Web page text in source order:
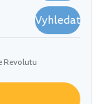
Vyhledat
Revolutu